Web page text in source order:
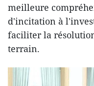
meilleure
d'incitation à
faciliter la
terrain.